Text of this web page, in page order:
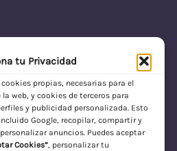
tu Privacidad
propias, necesarias para el
web, y cookies de terceros para
y publicidad personalizada. Esto
Google, recopilar, compartir y
anuncios. Puedes aceptar
Cookies”, personalizar tu
Online con Envío